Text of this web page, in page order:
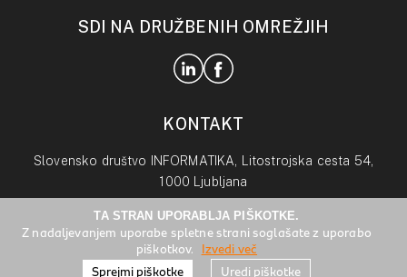
SDI NA DRUŽBENIH OMREŽJIH
KONTAKT
Slovensko društvo INFORMATIKA, Litostrojska cesta 54,
1000 Ljubljana
info@drustvo-informatika.si
TA STRAN UPORABLJA PIŠKOTKE.
Z nadaljevanjem uporabe spletne strani soglašate z uporabo
piškotkov.
Izvedi več
Sprejmi piškotke
Uredi piškotke